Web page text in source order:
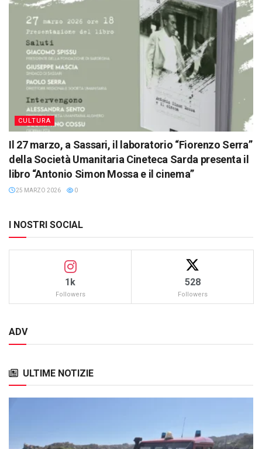
CULTURA
Il 27 marzo, a Sassari, il laboratorio “Fiorenzo Serra”
della Società Umanitaria Cineteca Sarda presenta il
libro “Antonio Simon Mossa e il cinema”
25 MARZO 2026 0
I NOSTRI SOCIAL
1k
Followers
528
Followers
ADV
ULTIME NOTIZIE